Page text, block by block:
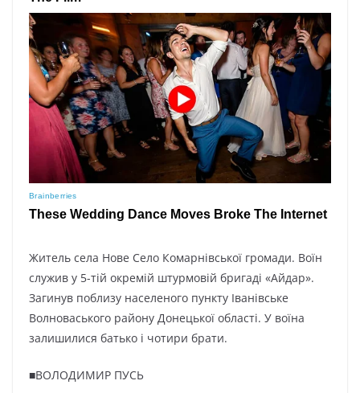
Житель села Нове Село Комарнівської громади. Воїн
служив у 5-тій окремій штурмовій бригаді «Айдар».
Загинув поблизу населеного пункту Іванівське
Волноваського району Донецької області. У воїна
залишилися батько і чотири брати.
■ВОЛОДИМИР ПУСЬ